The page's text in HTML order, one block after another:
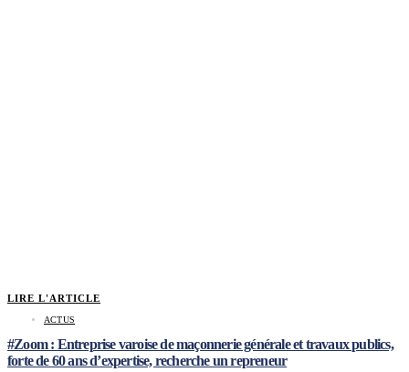
LIRE L'ARTICLE
ACTUS
#Zoom : Entreprise varoise de maçonnerie générale et travaux publics,
forte de 60 ans d’expertise, recherche un repreneur